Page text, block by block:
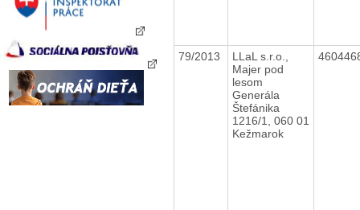
79/2013
LLaL s.r.o.,
Majer pod
lesom
Generála
Štefánika
1216/1, 060 01
Kežmarok